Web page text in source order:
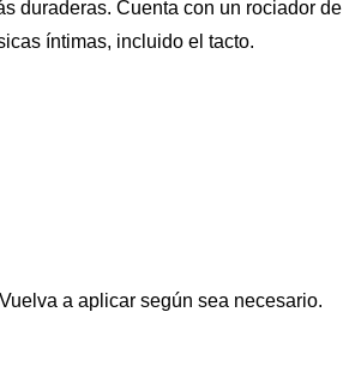
duraderas. Cuenta con un rociador de
íntimas, incluido el tacto.
a aplicar según sea necesario.